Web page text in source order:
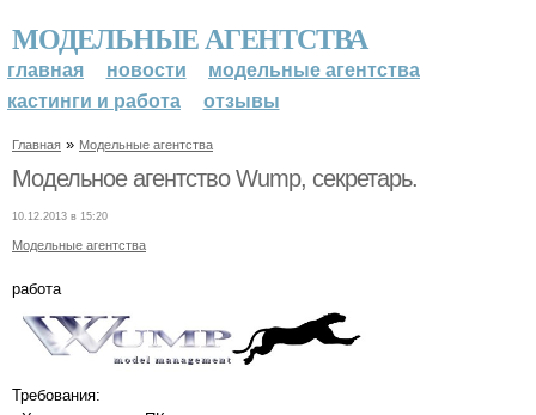
МОДЕЛЬНЫЕ АГЕНТСТВА
главная новости
модельные агентства
кастинги и работа
отзывы
Главная » Модельные агентства
Модельное агентство Wump, секретарь.
10.12.2013 в 15:20
Модельные агентства
работа
Требования: